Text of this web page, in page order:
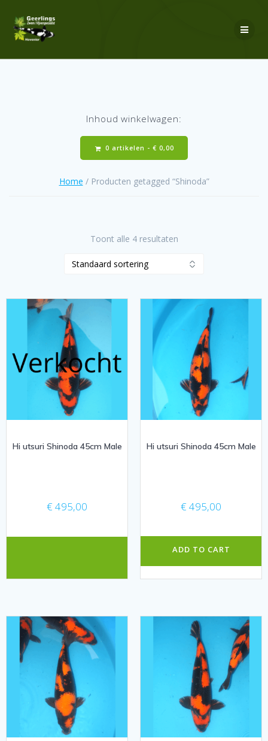
Inhoud winkelwagen:
0 artikelen - € 0,00
Home / Producten getagged “Shinoda”
Toont alle 4 resultaten
Hi utsuri Shinoda 45cm Male
€ 495,00
Hi utsuri Shinoda 45cm Male
€ 495,00
ADD TO CART